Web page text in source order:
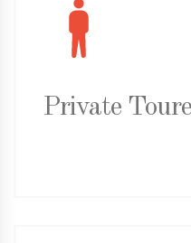
Private